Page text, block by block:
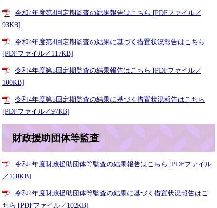
令和4年度第4回定期監査の結果報告はこちら [PDFファイル／
93KB]
令和4年度第4回定期監査の結果に基づく措置状況報告はこちら
[PDFファイル／117KB]
令和4年度第5回定期監査の結果報告はこちら [PDFファイル／
100KB]
令和4年度第5回定期監査の結果に基づく措置状況報告はこちら
[PDFファイル／97KB]
財政援助団体等監査
令和4年度財政援助団体等監査の結果報告はこちら [PDFファイル
／128KB]
令和4年度財政援助団体等監査の結果に基づく措置状況報告はこ
ちら [PDFファイル／102KB]